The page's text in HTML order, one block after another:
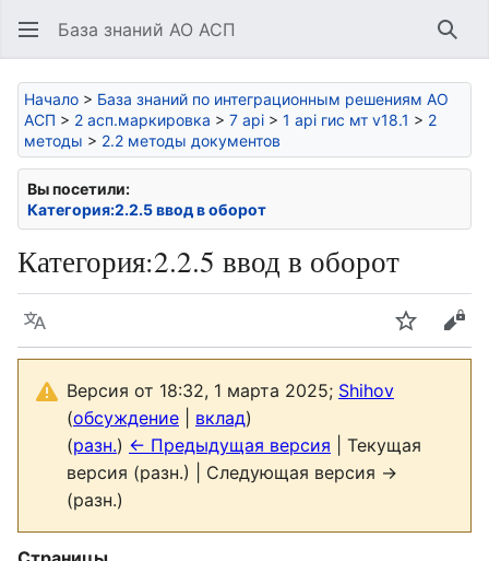
База знаний АО АСП
Начало > База знаний по интеграционным решениям АО
АСП > 2 асп.маркировка > 7 api > 1 api гис мт v18.1 > 2
методы > 2.2 методы документов
Вы посетили:
Категория:2.2.5 ввод в оборот
Категория:2.2.5 ввод в оборот
Язык Следить
Версия от 18:32, 1 марта 2025; Shihov
(обсуждение вклад)
(разн.) ← Предыдущая версия | Текущая
версия (разн.) | Следующая версия →
(разн.)